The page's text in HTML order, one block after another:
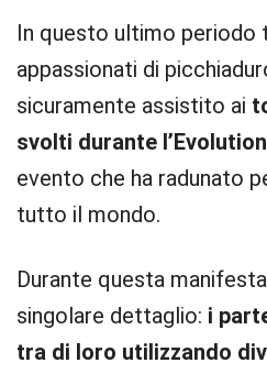
In questo ultimo periodo
appassionati di
sicuramente assistito ai
svolti durante
evento che ha radunato
tutto il mondo.
Durante questa
singolare dettaglio: i
tra di loro utilizzando